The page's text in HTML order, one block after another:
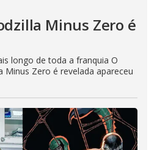
Minus Zero é
longo de toda a franquia O
Minus Zero é revelada apareceu